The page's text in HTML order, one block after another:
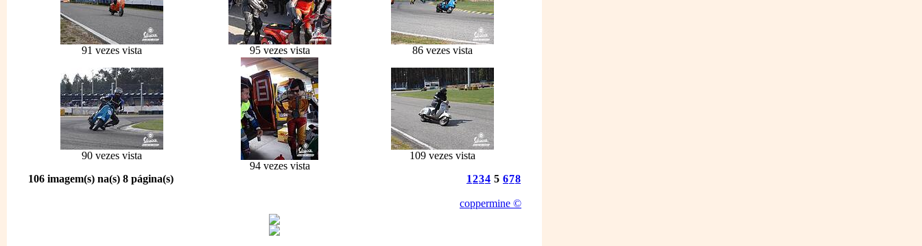
91 vezes vista 95 vezes vista 86 vezes vista
90 vezes vista
94 vezes vista
109 vezes vista
106 imagem(s) na(s) 8 página(s)
1234 5 678
coppermine ©